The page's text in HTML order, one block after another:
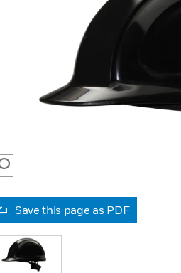
SEARCH
Save this page as PDF